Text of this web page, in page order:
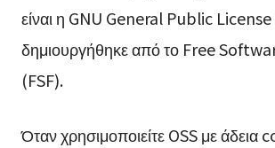
είναι η GNU General Public
δημιουργήθηκε από το Free
(FSF).
Όταν χρησιμοποιείτε OSS με άδεια